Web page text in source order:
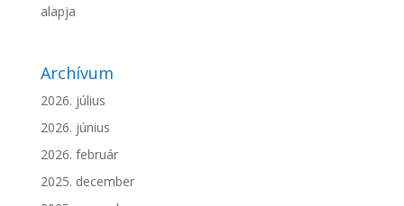
alapja
Archívum
2026. július
2026. június
2026. február
2025. december